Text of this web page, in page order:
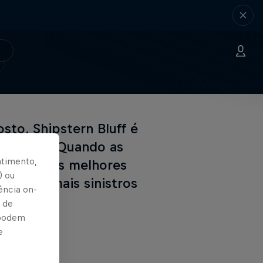
Shipstern Bluff é
Quando as
23 dos melhores
picos mais sinistros
TV.
ou
on-
de